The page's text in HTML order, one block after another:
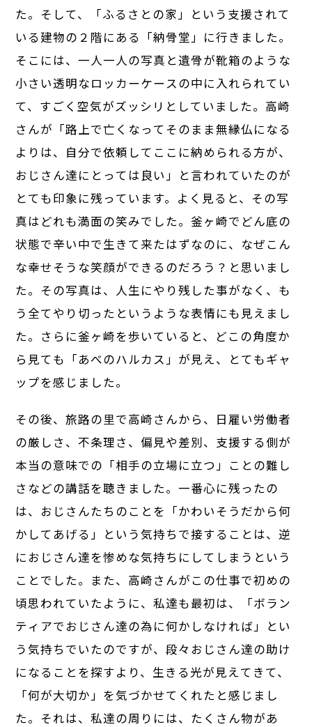
た。そして、「ふるさとの家」という支援されて
いる建物の２階にある「納骨堂」に行きました。
そこには、一人一人の写真と遺骨が靴箱のような
小さい透明なロッカーケースの中に入れられてい
て、すごく空気がズッシリとしていました。高崎
さんが「路上で亡くなってそのまま無縁仏になる
よりは、自分で依頼してここに納められる方が、
おじさん達にとっては良い」と言われていたのが
とても印象に残っています。よく見ると、その写
真はどれも満面の笑みでした。釜ヶ崎でどん底の
状態で辛い中で生きて来たはずなのに、なぜこん
な幸せそうな笑顔ができるのだろう？と思いまし
た。その写真は、人生にやり残した事がなく、も
う全てやり切ったというような表情にも見えまし
た。さらに釜ヶ崎を歩いていると、どこの角度か
ら見ても「あべのハルカス」が見え、とてもギャ
ップを感じました。
その後、旅路の里で高崎さんから、日雇い労働者
の厳しさ、不条理さ、偏見や差別、支援する側が
本当の意味での「相手の立場に立つ」ことの難し
さなどの講話を聴きました。一番心に残ったの
は、おじさんたちのことを「かわいそうだから何
かしてあげる」という気持ちで接することは、逆
におじさん達を惨めな気持ちにしてしまうという
ことでした。また、高崎さんがこの仕事で初めの
頃思われていたように、私達も最初は、「ボラン
ティアでおじさん達の為に何かしなければ」とい
う気持ちでいたのですが、段々おじさん達の助け
になることを探すより、生きる光が見えてきて、
「何が大切か」を気づかせてくれたと感じまし
た。それは、私達の周りには、たくさん物があ